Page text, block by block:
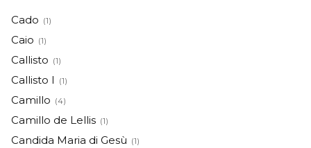
Cado (1)
Caio (1)
Callisto (1)
Callisto I (1)
Camillo (4)
Camillo de Lellis (1)
Candida Maria di Gesù (1)